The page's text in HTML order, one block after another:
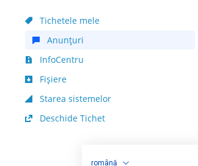
Tichetele mele
Anunțuri
InfoCentru
Fișiere
Starea sistemelor
Deschide Tichet
română